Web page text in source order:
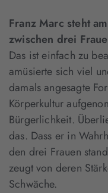
Franz Marc steht
zwischen drei
Das ist einfach zu
amüsierte sich viel
damals angesagte
Körperkultur
Bürgerlichkeit.
das. Dass er in
den drei Frauen
zeugt von deren
Schwäche.